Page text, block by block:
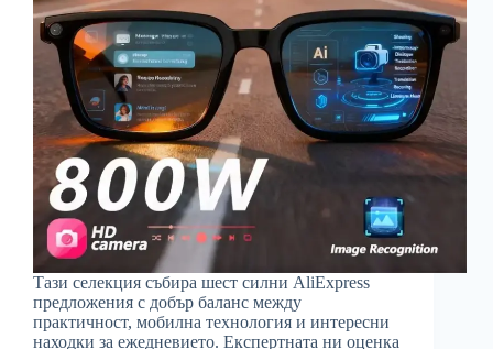
Тази селекция събира шест силни AliExpress
предложения с добър баланс между
практичност, мобилна технология и интересни
находки за ежедневието. Експертната ни оценка